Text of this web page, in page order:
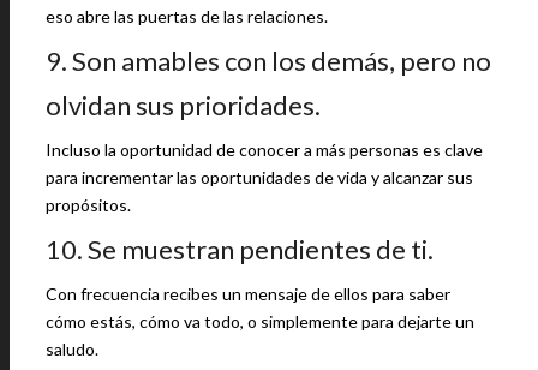
eso abre las puertas de las relaciones.
9. Son amables con los demás, pero no
olvidan sus prioridades.
Incluso la oportunidad de conocer a más personas es clave
para incrementar las oportunidades de vida y alcanzar sus
propósitos.
10. Se muestran pendientes de ti.
Con frecuencia recibes un mensaje de ellos para saber
cómo estás, cómo va todo, o simplemente para dejarte un
saludo.